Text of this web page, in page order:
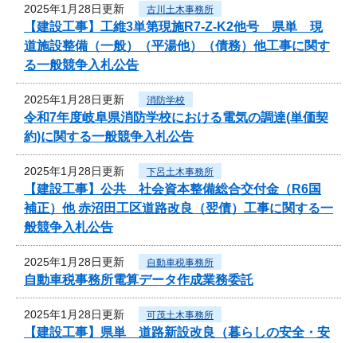
2025年1月28日更新 古川土木事務所
【建設工事】工維3単第現施R7-Z-K2他号 県単 現
道施設整備（一般）（平湯他）（債務）他工事に関す
る一般競争入札公告
2025年1月28日更新 消防学校
令和7年度岐阜県消防学校における電気の調達(単価契
約)に関する一般競争入札公告
2025年1月28日更新 下呂土木事務所
【建設工事】公共 社会資本整備総合交付金（R6国
補正）他 赤沼田工区道路改良（翌債）工事に関する一
般競争入札公告
2025年1月28日更新 自動車税事務所
自動車税事務所電算データ作成業務委託
2025年1月28日更新 可茂土木事務所
【建設工事】県単 道路新設改良（暮らしの安全・安